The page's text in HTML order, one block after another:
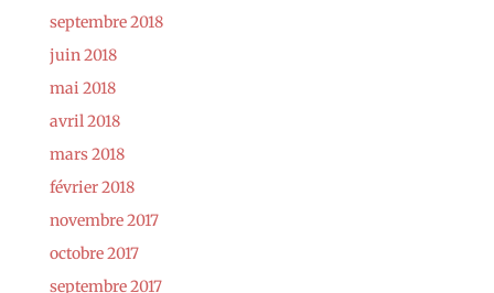
septembre 2018
juin 2018
mai 2018
avril 2018
mars 2018
février 2018
novembre 2017
octobre 2017
septembre 2017